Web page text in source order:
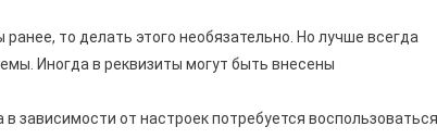
то делать этого необязательно. Но лучше всегда
Иногда в реквизиты могут быть внесены
зависимости от настроек потребуется воспользоваться